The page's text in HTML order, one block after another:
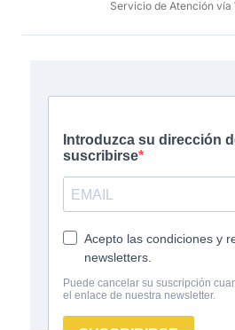
Servicio de Atención vía